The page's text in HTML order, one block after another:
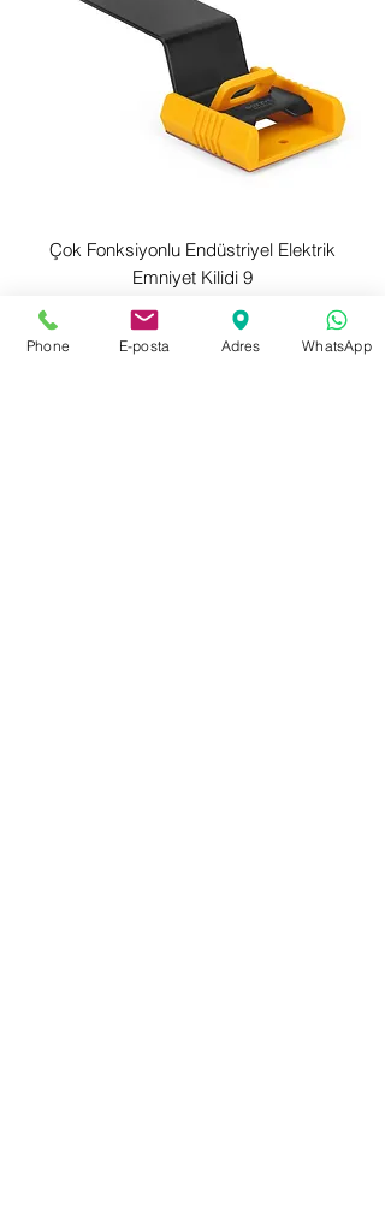
Çok Fonksiyonlu Endüstriyel Elektrik
Emniyet Kilidi 9
Stokta var
Phone E-posta Adres WhatsApp